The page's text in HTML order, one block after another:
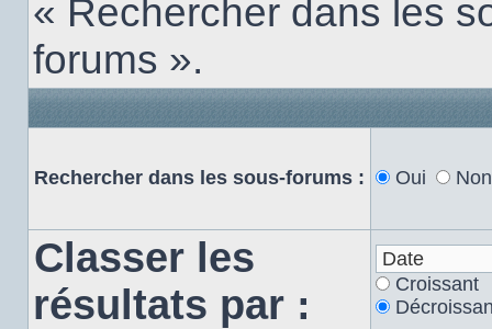
« Rechercher dans les
forums ».
Rechercher dans les sous-forums : Oui Non
Classer les
résultats par :
Croissant